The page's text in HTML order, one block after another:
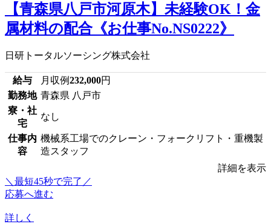
【青森県八戸市河原木】未経験OK！金
属材料の配合《お仕事No.NS0222》
日研トータルソーシング株式会社
給与 月収例232,000円
勤務地 青森県 八戸市
寮・社
宅
なし
仕事内
容
機械系工場でのクレーン・フォークリフト・重機製
造スタッフ
詳細を表示
＼最短45秒で完了／
応募へ進む
詳しく